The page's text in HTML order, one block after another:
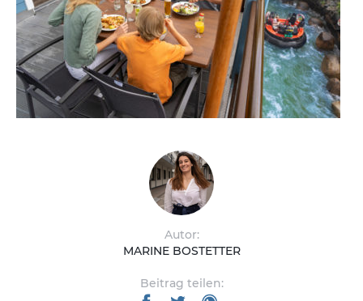
Autor:
MARINE BOSTETTER
Beitrag teilen: